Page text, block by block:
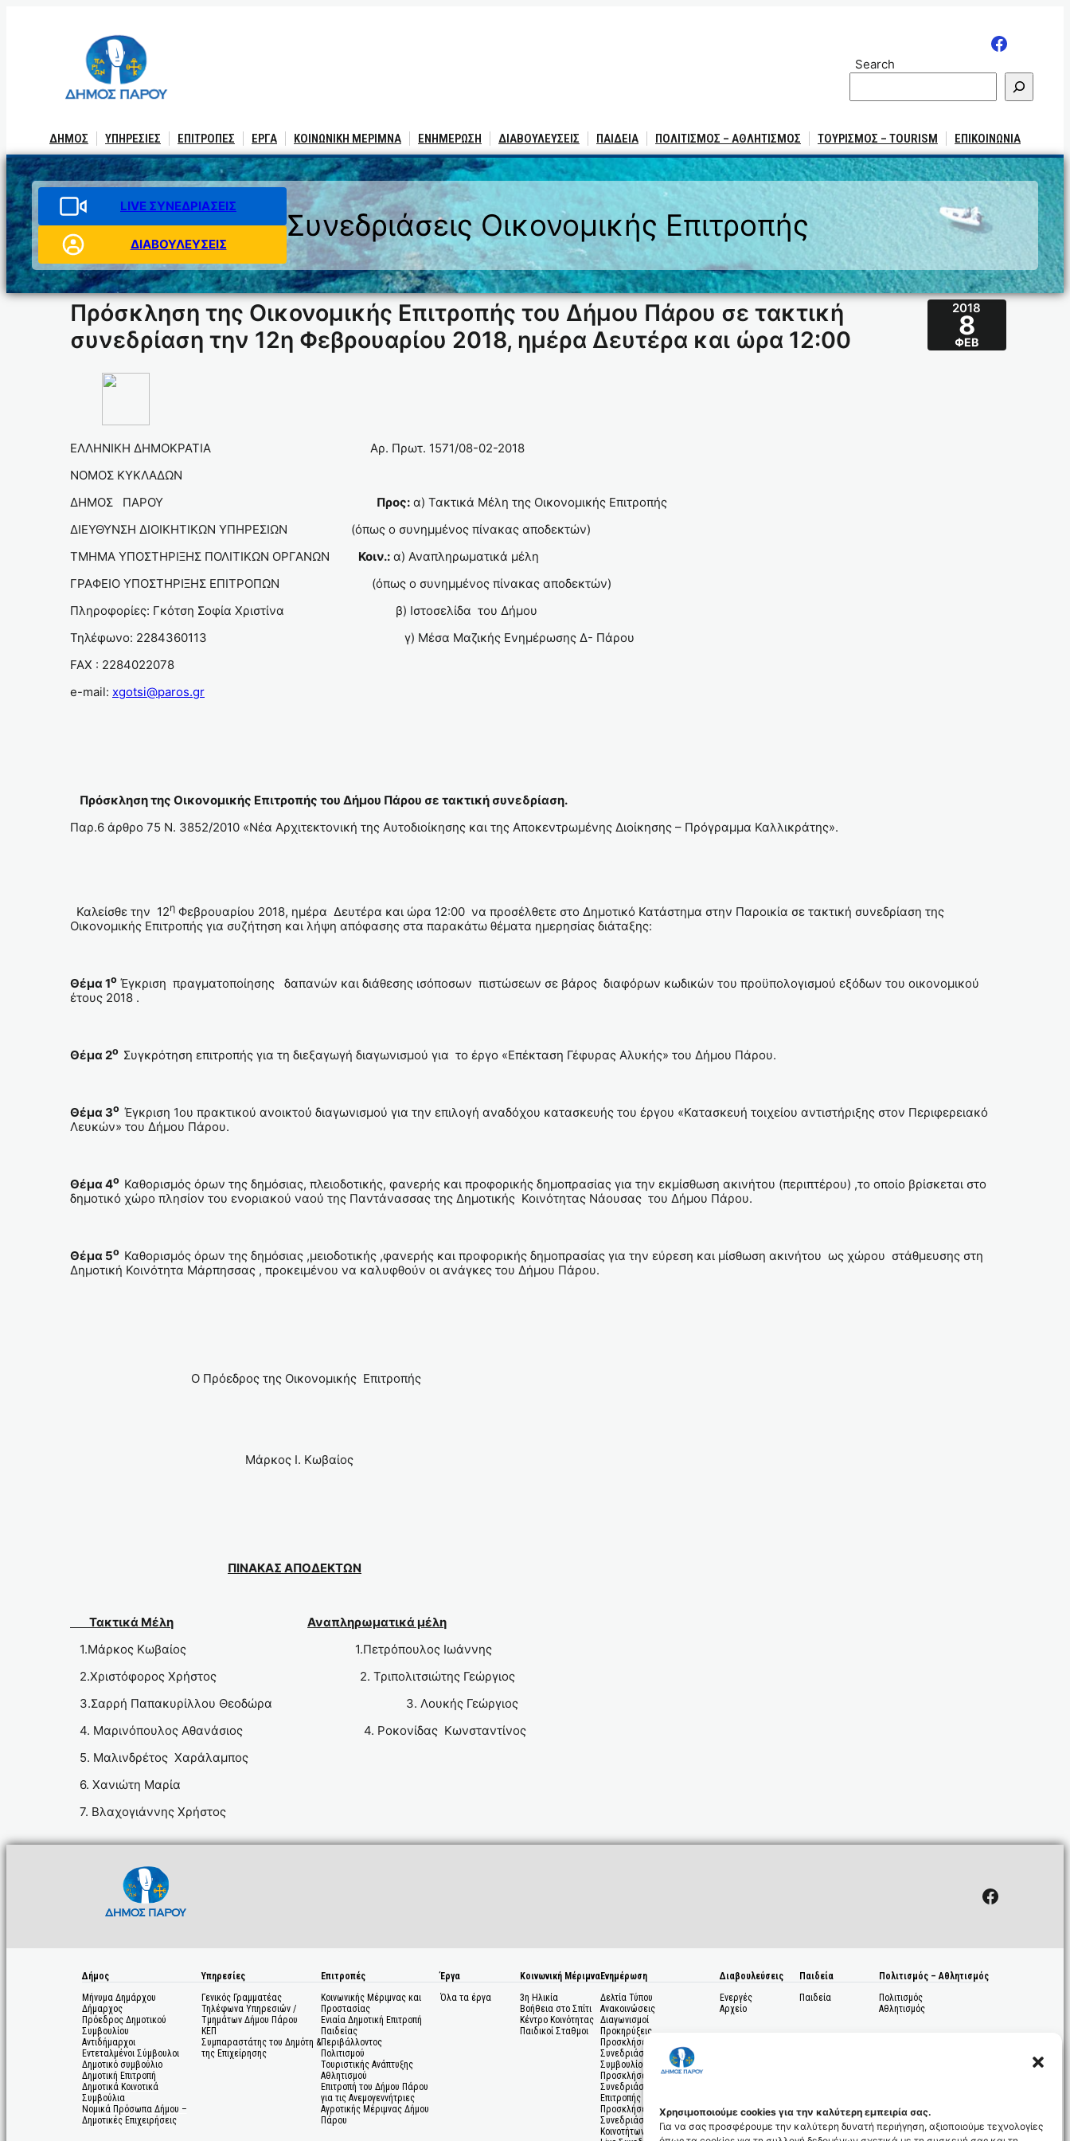
Χρησιμοποιούμε cookies για την καλύτερη εμπειρία σας.
Για να σας προσφέρουμε την καλύτερη δυνατή περιήγηση, αξιοποιούμε τεχνολογίες
Search
ΔΗΜΟΣ ΥΠΗΡΕΣΙΕΣ ΕΠΙΤΡΟΠΕΣ ΕΡΓΑ ΚΟΙΝΩΝΙΚΗ ΜΕΡΙΜΝΑ ΕΝΗΜΕΡΩΣΗ ΔΙΑΒΟΥΛΕΥΣΕΙΣ ΠΑΙΔΕΙΑ ΠΟΛΙΤΙΣΜΟΣ – ΑΘΛΗΤΙΣΜΟΣ ΤΟΥΡΙΣΜΟΣ – TOURISM ΕΠΙΚΟΙΝΩΝΙΑ
LIVE ΣΥΝΕΔΡΙΑΣΕΙΣ
ΔΙΑΒΟΥΛΕΥΣΕΙΣ
Συνεδριάσεις Οικονομικής Επιτροπής
Πρόσκληση της Οικονομικής Επιτροπής του Δήμου Πάρου σε τακτική
συνεδρίαση την 12η Φεβρουαρίου 2018, ημέρα Δευτέρα και ώρα 12:00
2018
8
ΦΕΒ
ΕΛΛΗΝΙΚΗ ΔΗΜΟΚΡΑΤΙΑ Αρ. Πρωτ. 1571/08-02-2018
ΝΟΜΟΣ ΚΥΚΛΑΔΩΝ
ΔΗΜΟΣ ΠΑΡΟΥ Προς: α) Τακτικά Μέλη της Οικονομικής Επιτροπής
ΔΙΕΥΘΥΝΣΗ ΔΙΟΙΚΗΤΙΚΩΝ ΥΠΗΡΕΣΙΩΝ (όπως ο συνημμένος πίνακας αποδεκτών)
ΤΜΗΜΑ ΥΠΟΣΤΗΡΙΞΗΣ ΠΟΛΙΤΙΚΩΝ ΟΡΓΑΝΩΝ Κοιν.: α) Αναπληρωματικά μέλη
ΓΡΑΦΕΙΟ ΥΠΟΣΤΗΡΙΞΗΣ ΕΠΙΤΡΟΠΩΝ (όπως ο συνημμένος πίνακας αποδεκτών)
Πληροφορίες: Γκότση Σοφία Χριστίνα β) Ιστοσελίδα του Δήμου
Τηλέφωνο: 2284360113 γ) Μέσα Μαζικής Ενημέρωσης Δ- Πάρου
FAX : 2284022078
e-mail: xgotsi@paros.gr
Πρόσκληση της Οικονομικής Επιτροπής του Δήμου Πάρου σε τακτική συνεδρίαση.
Παρ.6 άρθρο 75 Ν. 3852/2010 «Νέα Αρχιτεκτονική της Αυτοδιοίκησης και της Αποκεντρωμένης Διοίκησης – Πρόγραμμα Καλλικράτης».
Καλείσθε την 12η Φεβρουαρίου 2018, ημέρα Δευτέρα και ώρα 12:00 να προσέλθετε στο Δημοτικό Κατάστημα στην Παροικία σε τακτική συνεδρίαση της
Οικονομικής Επιτροπής για συζήτηση και λήψη απόφασης στα παρακάτω θέματα ημερησίας διάταξης:
Θέμα 1ο Έγκριση πραγματοποίησης δαπανών και διάθεσης ισόποσων πιστώσεων σε βάρος διαφόρων κωδικών του προϋπολογισμού εξόδων του οικονομικού
έτους 2018 .
Θέμα 2ο Συγκρότηση επιτροπής για τη διεξαγωγή διαγωνισμού για το έργο «Επέκταση Γέφυρας Αλυκής» του Δήμου Πάρου.
Θέμα 3ο Έγκριση 1ου πρακτικού ανοικτού διαγωνισμού για την επιλογή αναδόχου κατασκευής του έργου «Κατασκευή τοιχείου αντιστήριξης στον Περιφερειακό
Λευκών» του Δήμου Πάρου.
Θέμα 4ο Καθορισμός όρων της δημόσιας, πλειοδοτικής, φανερής και προφορικής δημοπρασίας για την εκμίσθωση ακινήτου (περιπτέρου) ,το οποίο βρίσκεται στο
δημοτικό χώρο πλησίον του ενοριακού ναού της Παντάνασσας της Δημοτικής Κοινότητας Νάουσας του Δήμου Πάρου.
Θέμα 5ο Καθορισμός όρων της δημόσιας ,μειοδοτικής ,φανερής και προφορικής δημοπρασίας για την εύρεση και μίσθωση ακινήτου ως χώρου στάθμευσης στη
Δημοτική Κοινότητα Μάρπησσας , προκειμένου να καλυφθούν οι ανάγκες του Δήμου Πάρου.
Ο Πρόεδρος της Οικονομικής Επιτροπής
Μάρκος Ι. Κωβαίος
ΠΙΝΑΚΑΣ ΑΠΟΔΕΚΤΩΝ
Τακτικά Μέλη
Αναπληρωματικά μέλη
1.Μάρκος Κωβαίος 1.Πετρόπουλος Ιωάννης
2.Χριστόφορος Χρήστος 2. Τριπολιτσιώτης Γεώργιος
3.Σαρρή Παπακυρίλλου Θεοδώρα 3. Λουκής Γεώργιος
4. Μαρινόπουλος Αθανάσιος 4. Ροκονίδας Κωνσταντίνος
5. Μαλινδρέτος Χαράλαμπος
6. Χανιώτη Μαρία
7. Βλαχογιάννης Χρήστος
Facebook
Δήμος
Μήνυμα Δημάρχου
Δήμαρχος
Πρόεδρος Δημοτικού
Συμβουλίου
Αντιδήμαρχοι
Εντεταλμένοι Σύμβουλοι
Δημοτικό συμβούλιο
Δημοτική Επιτροπή
Δημοτικά Κοινοτικά
Συμβούλια
Νομικά Πρόσωπα Δήμου –
Δημοτικές Επιχειρήσεις
Υπηρεσίες
Γενικός Γραμματέας
Τηλέφωνα Υπηρεσιών /
Τμημάτων Δήμου Πάρου
ΚΕΠ
Συμπαραστάτης του Δημότη &
της Επιχείρησης
Επιτροπές
Κοινωνικής Μέριμνας και
Προστασίας
Ενιαία Δημοτική Επιτροπή
Παιδείας
Περιβάλλοντος
Πολιτισμού
Τουριστικής Ανάπτυξης
Αθλητισμού
Επιτροπή του Δήμου Πάρου
για τις Ανεμογεννήτριες
Αγροτικής Μέριμνας Δήμου
Πάρου
Έργα
Όλα τα έργα
Κοινωνική Μέριμνα
3η Ηλικία
Βοήθεια στο Σπίτι
Κέντρο Κοινότητας
Παιδικοί Σταθμοι
Ενημέρωση
Δελτία Τύπου
Ανακοινώσεις
Διαγωνισμοί
Προκηρύξεις
Προσκλήσεις σε
Συνεδριάσεις Δημοτικού
Συμβουλίου
Προσκλήσεις σε
Συνεδριάσεις Δημοτικής
Επιτροπής
Προσκλήσεις σε
Συνεδριάσεις Δημοτικών
Κοινοτήτων
Διαβουλεύσεις
Ενεργές
Αρχείο
Παιδεία
Παιδεία
Πολιτισμός – Αθλητισμός
Πολιτισμός
Αθλητισμός